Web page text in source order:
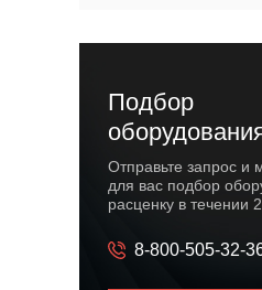
Подбор
Отправьте запрос и
для вас подбор
расценку в течении
8-800-505-32-